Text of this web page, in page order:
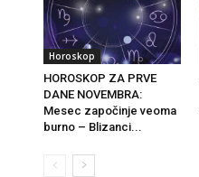
Horoskop
HOROSKOP ZA PRVE
DANE NOVEMBRA:
Mesec započinje veoma
burno – Blizanci...